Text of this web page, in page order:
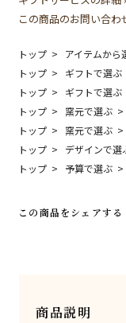
この商品のお問い合わ
トップ アイテムから
トップ
ギフトで選ぶ
トップ
ギフトで選ぶ
トップ
窯元で選ぶ
トップ
窯元で選ぶ
トップ
デザインで選
トップ
予算で選ぶ
この商品をシェアする
商品説明